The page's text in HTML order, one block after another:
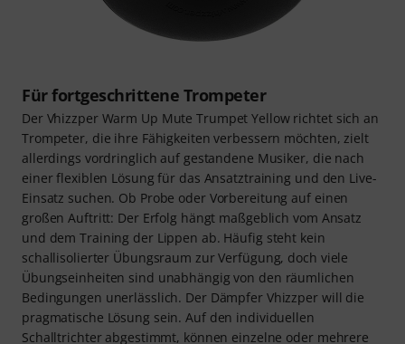
Für fortgeschrittene Trompeter
Der Vhizzper Warm Up Mute Trumpet Yellow richtet sich an
Trompeter, die ihre Fähigkeiten verbessern möchten, zielt
allerdings vordringlich auf gestandene Musiker, die nach
einer flexiblen Lösung für das Ansatztraining und den Live-
Einsatz suchen. Ob Probe oder Vorbereitung auf einen
großen Auftritt: Der Erfolg hängt maßgeblich vom Ansatz
und dem Training der Lippen ab. Häufig steht kein
schallisolierter Übungsraum zur Verfügung, doch viele
Übungseinheiten sind unabhängig von den räumlichen
Bedingungen unerlässlich. Der Dämpfer Vhizzper will die
pragmatische Lösung sein. Auf den individuellen
Schalltrichter abgestimmt, können einzelne oder mehrere